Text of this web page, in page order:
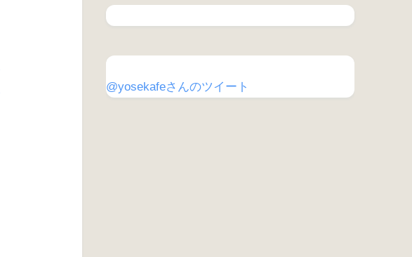
@yosekafeさんのツイート